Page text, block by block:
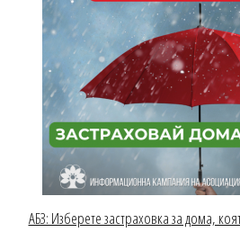
АБЗ: Изберете застраховка за дома,